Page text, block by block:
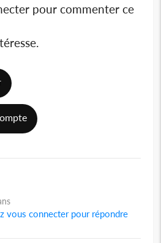
pour commenter ce
ans
vous connecter pour répondre